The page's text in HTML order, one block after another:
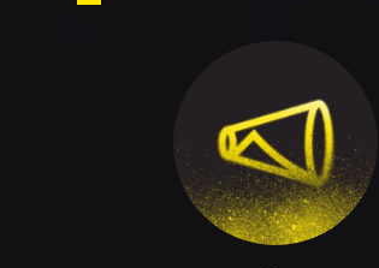
演出內容：
對口相聲《一
快板是什麼
疑問，一次